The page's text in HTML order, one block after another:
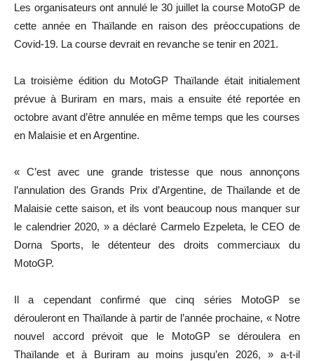
Les organisateurs ont annulé le 30 juillet la course MotoGP de
cette année en Thaïlande en raison des préoccupations de
Covid-19. La course devrait en revanche se tenir en 2021.
La troisième édition du MotoGP Thaïlande était initialement
prévue à Buriram en mars, mais a ensuite été reportée en
octobre avant d’être annulée en même temps que les courses
en Malaisie et en Argentine.
« C’est avec une grande tristesse que nous annonçons
l’annulation des Grands Prix d’Argentine, de Thaïlande et de
Malaisie cette saison, et ils vont beaucoup nous manquer sur
le calendrier 2020, » a déclaré Carmelo Ezpeleta, le CEO de
Dorna Sports, le détenteur des droits commerciaux du
MotoGP.
Il a cependant confirmé que cinq séries MotoGP se
dérouleront en Thaïlande à partir de l’année prochaine, « Notre
nouvel accord prévoit que le MotoGP se déroulera en
Thaïlande et à Buriram au moins jusqu’en 2026, » a-t-il